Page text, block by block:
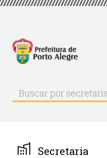
Pular
principal
Buscar
Buscar
por
palavra-
chave
Secretaria